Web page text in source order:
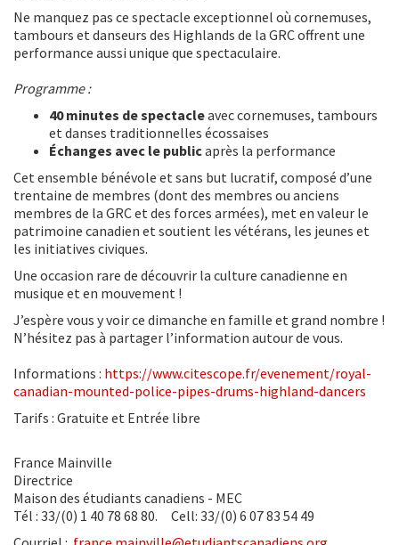
Ne manquez pas ce spectacle exceptionnel où cornemuses,
tambours et danseurs des Highlands de la GRC offrent une
performance aussi unique que spectaculaire.
Programme :
40 minutes de spectacleavec cornemuses, tambours
et danses traditionnelles écossaises
Échanges avec le publicaprès la performance
Cet ensemble bénévole et sans but lucratif, composé d’une
trentaine de membres (dont des membres ou anciens
membres de la GRC et des forces armées), met en valeur le
patrimoine canadien et soutient les vétérans, les jeunes et
les initiatives civiques.
Une occasion rare de découvrir la culture canadienne en
musique et en mouvement !
J’espère vous y voir ce dimanche en famille et grand nombre !
N’hésitez pas à partager l’information autour de vous.
Informations : https://www.citescope.fr/evenement/royal-
canadian-mounted-police-pipes-drums-highland-dancers
Tarifs : Gratuite et Entrée libre
France Mainville
Directrice
Maison des étudiants canadiens - MEC
Tél : 33/(0) 1 40 78 68 80. Cell: 33/(0) 6 07 83 54 49